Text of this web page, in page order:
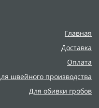
Главная
Доставка
Оплата
швейного производства
Для обивки гробов